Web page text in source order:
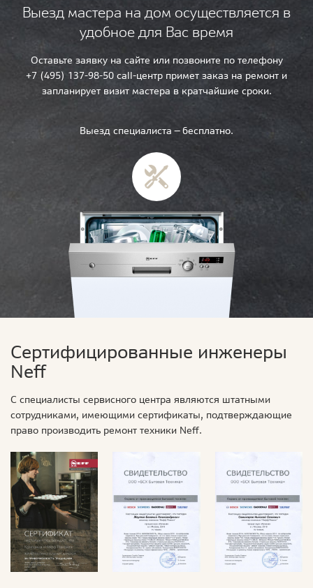
Выезд мастера на дом осуществляется в
удобное для Вас время
Оставьте заявку на сайте или позвоните по телефону
+7 (495) 137-98-50 call-центр примет заказ на ремонт и
запланирует визит мастера в кратчайшие сроки.
Выезд специалиста — бесплатно.
Сертифицированные инженеры
Neff
С специалисты сервисного центра являются штатными
сотрудниками, имеющими сертификаты, подтверждающие
право производить ремонт техники Neff.